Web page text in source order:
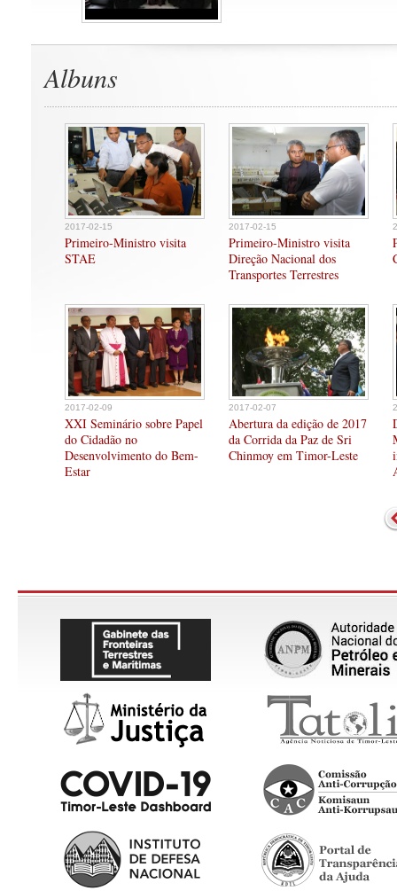
Albuns
2017-02-15
Primeiro-Ministro visita
STAE
2017-02-15
Primeiro-Ministro visita
Direção Nacional dos
Transportes Terrestres
2017-02-09
XXI Seminário sobre Papel
do Cidadão no
Desenvolvimento do Bem-
Estar
2017-02-07
Abertura da edição de 2017
da Corrida da Paz de Sri
Chinmoy em Timor-Leste